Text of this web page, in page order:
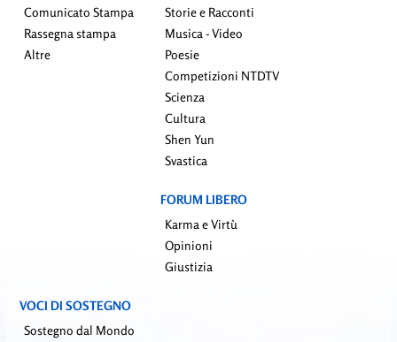
Comunicato Stampa
Rassegna stampa
Altre
Storie e Racconti
Musica - Video
Poesie
Competizioni NTDTV
Scienza
Cultura
Shen Yun
Svastica
FORUM LIBERO
Karma e Virtù
Opinioni
Giustizia
VOCI DI SOSTEGNO
Sostegno dal Mondo